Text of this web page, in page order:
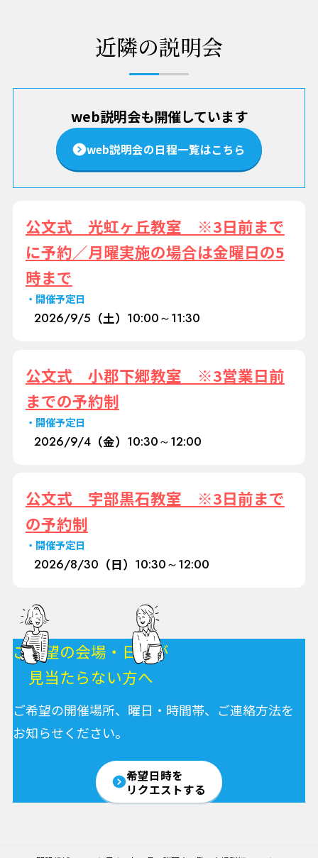
近隣の説明会
web説明会も開催しています
web説明会の日程一覧はこちら
公文式 光虹ヶ丘教室 ※3日前まで
に予約／月曜実施の場合は金曜日の5
時まで
開催予定日
2026/9/5 （土） 10:00～11:30
公文式 小郡下郷教室 ※3営業日前
までの予約制
開催予定日
2026/9/4（金） 10:30～12:00
公文式 宇部黒石教室 ※3日前まで
の予約制
開催予定日
2026/8/30 （日） 10:30～12:00
ご希望の会場・日程が
見当たらない方へ
ご希望の開催場所、曜日・時間帯、ご連絡方法を
お知らせください。
希望日時を
リクエストする